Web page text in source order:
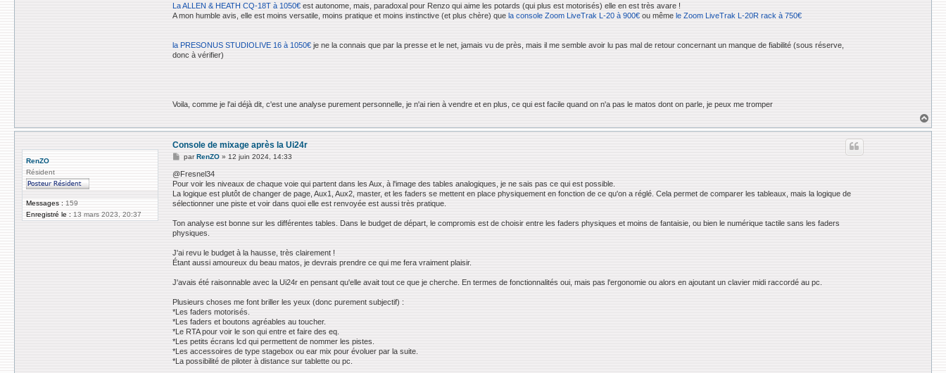
La ALLEN & HEATH CQ-18T à 1050€ est autonome, mais, paradoxal pour Renzo qui aime les potards (qui plus est motorisés) elle en est très avare !
A mon humble avis, elle est moins versatile, moins pratique et moins instinctive (et plus chère) quela console Zoom LiveTrak L-20 à 900€ ou mêmele Zoom LiveTrak L-20R rack à 750€
la PRESONUS STUDIOLIVE 16 à 1050€ je ne la connais que par la presse et le net, jamais vu de près, mais il me semble avoir lu pas mal de retour concernant un manque de fiabilité (sous réserve,
donc à vérifier)
Voila, comme je l'ai déjà dit, c'est une analyse purement personnelle, je n'ai rien à vendre et en plus, ce qui est facile quand on n'a pas le matos dont on parle, je peux me tromper
a
RenZO
Résident
Messages : 159
Enregistré le : 13 mars 2023, 20:37
Console de mixage après la Ui24r
M
s
s
a
g
e
par RenZO »12 juin 2024, 14:33
@Fresnel34
Pour voir les niveaux de chaque voie qui partent dans les Aux, à l'image des tables analogiques, je ne sais pas ce qui est possible.
La logique est plutôt de changer de page, Aux1, Aux2, master, et les faders se mettent en place physiquement en fonction de ce qu'on a réglé. Cela permet de comparer les tableaux, mais la logique de
sélectionner une piste et voir dans quoi elle est renvoyée est aussi très pratique.
Ton analyse est bonne sur les différentes tables. Dans le budget de départ, le compromis est de choisir entre les faders physiques et moins de fantaisie, ou bien le numérique tactile sans les faders
physiques.
J'ai revu le budget à la hausse, très clairement !
Étant aussi amoureux du beau matos, je devrais prendre ce qui me fera vraiment plaisir.
J'avais été raisonnable avec la Ui24r en pensant qu'elle avait tout ce que je cherche. En termes de fonctionnalités oui, mais pas l'ergonomie ou alors en ajoutant un clavier midi raccordé au pc.
Plusieurs choses me font briller les yeux (donc purement subjectif) :
*Les faders motorisés.
*Les faders et boutons agréables au toucher.
*Le RTA pour voir le son qui entre et faire des eq.
*Les petits écrans lcd qui permettent de nommer les pistes.
*Les accessoires de type stagebox ou ear mix pour évoluer par la suite.
*La possibilité de piloter à distance sur tablette ou pc.